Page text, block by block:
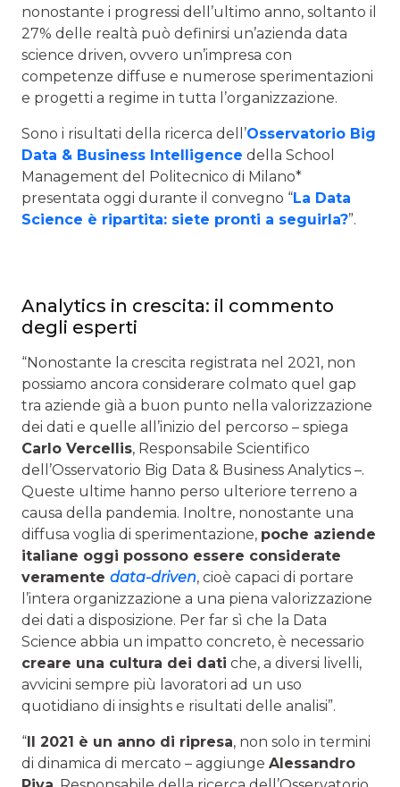
nonostante i progressi dell’ultimo anno, soltanto il
27% delle realtà può definirsi un’azienda data
science driven, ovvero un’impresa con
competenze diffuse e numerose sperimentazioni
e progetti a regime in tutta l’organizzazione.
Sono i risultati della ricerca dell’Osservatorio Big
Data & Business Intelligence della School
Management del Politecnico di Milano*
presentata oggi durante il convegno “La Data
Science è ripartita: siete pronti a seguirla?”.
Analytics in crescita: il commento
degli esperti
“Nonostante la crescita registrata nel 2021, non
possiamo ancora considerare colmato quel gap
tra aziende già a buon punto nella valorizzazione
dei dati e quelle all’inizio del percorso – spiega
Carlo Vercellis, Responsabile Scientifico
dell’Osservatorio Big Data & Business Analytics –.
Queste ultime hanno perso ulteriore terreno a
causa della pandemia. Inoltre, nonostante una
diffusa voglia di sperimentazione, poche aziende
italiane oggi possono essere considerate
veramente data-driven, cioè capaci di portare
l’intera organizzazione a una piena valorizzazione
dei dati a disposizione. Per far sì che la Data
Science abbia un impatto concreto, è necessario
creare una cultura dei dati che, a diversi livelli,
avvicini sempre più lavoratori ad un uso
quotidiano di insights e risultati delle analisi”.
“Il 2021 è un anno di ripresa, non solo in termini
di dinamica di mercato – aggiunge Alessandro